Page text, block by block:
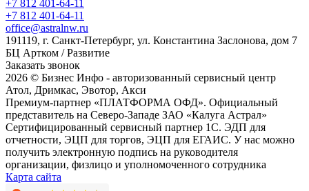
+7 812 401-64-11
+7 812 401-64-11
office@astralnw.ru
191119, г. Санкт-Петербург, ул. Константина Заслонова, дом 7
БЦ Артком / Развитие
Заказать звонок
2026 © Бизнес Инфо - авторизованный сервисный центр
Атол, Дримкас, Эвотор, Акси
Премиум-партнер «ПЛАТФОРМА ОФД». Официальный
представитель на Северо-Западе ЗАО «Калуга Астрал»
Сертифицированный сервисный партнер 1C. ЭДП для
отчетности, ЭЦП для торгов, ЭЦП для ЕГАИС. У нас можно
получить электронную подпись на руководителя
организации, физлицо и уполномоченного сотрудника
Карта сайта